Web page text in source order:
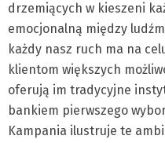
drzemiących w kieszeni
emocjonalną między
każdy nasz ruch ma na
klientom większych
oferują im tradycyjne
bankiem pierwszego
Kampania ilustruje te